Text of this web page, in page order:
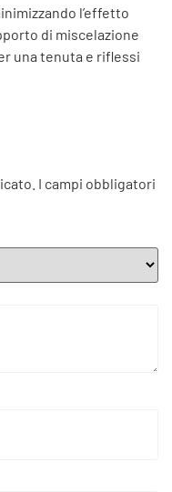
l’effetto
di miscelazione
una tenuta e riflessi
I campi obbligatori